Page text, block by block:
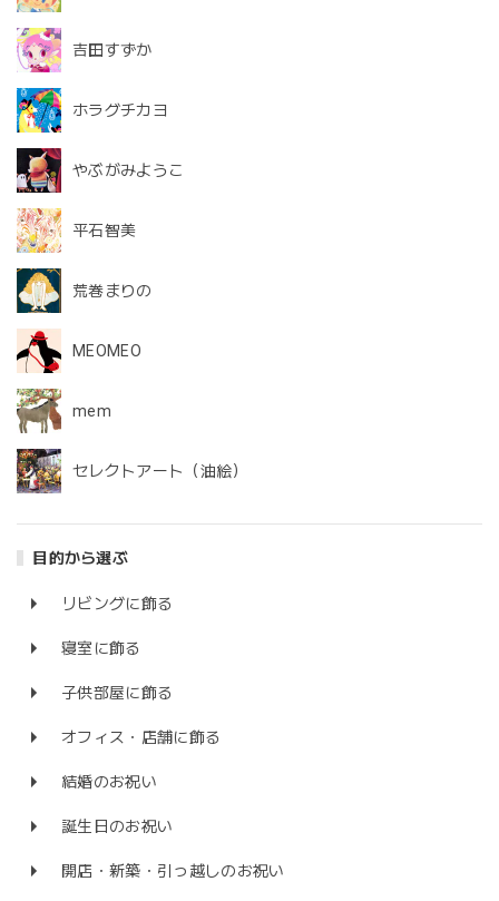
吉田すずか
ホラグチカヨ
やぶがみようこ
平石智美
荒巻まりの
MEOMEO
mem
セレクトアート（油絵）
目的から選ぶ
リビングに飾る
寝室に飾る
子供部屋に飾る
オフィス・店舗に飾る
結婚のお祝い
誕生日のお祝い
開店・新築・引っ越しのお祝い